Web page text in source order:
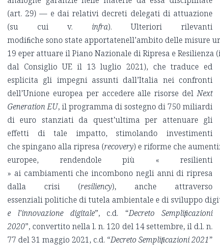
(art. 29) — e dai relativi decreti delegati di attuazione
(su cui v. infra). Ulteriori rilevanti
modiﬁche sono state apportatenell’ambito delle misure
19 eper attuare il Piano Nazionale di Ripresa e Resilienza
dal Consiglio UE il 13 luglio 2021), che traduce ed
esplicita gli impegni assunti dall’Italia nei confronti
dell’Unione europea per accedere alle risorse delNext
Generation EU, il programma di sostegno di 750 miliardi
di euro stanziati da quest’ultima per attenuare gli
effetti di tale impatto, stimolando investimenti
che spingano alla ripresa (recovery) e riforme che
europee, rendendole più « resilienti
» ai cambiamenti che incombono negli anni di ripresa
dalla crisi (resiliency), anche attraverso
essenziali politiche di tutela ambientale e di sviluppo
e l’innovazione digitale”, c.d. “Decreto Sempliﬁcazioni
2020”, convertito nella l. n. 120 del 14 settembre, il d.l. n.
77 del 31 maggio 2021, c.d. “Decreto Sempliﬁcazioni 2021”